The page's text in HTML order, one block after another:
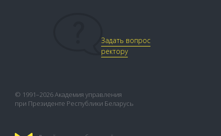
Задать вопрос
ректору
© 1991–2026 Академия управления
при Президенте Республики Беларусь